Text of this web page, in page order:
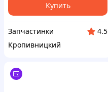
Купить
Запчастинки
4.5
Кропивницкий